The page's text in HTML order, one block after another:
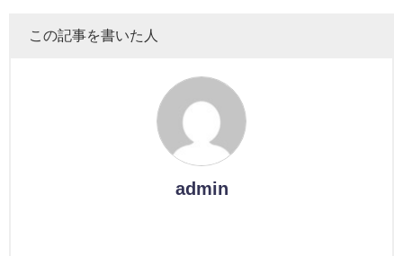
この記事を書いた人
admin